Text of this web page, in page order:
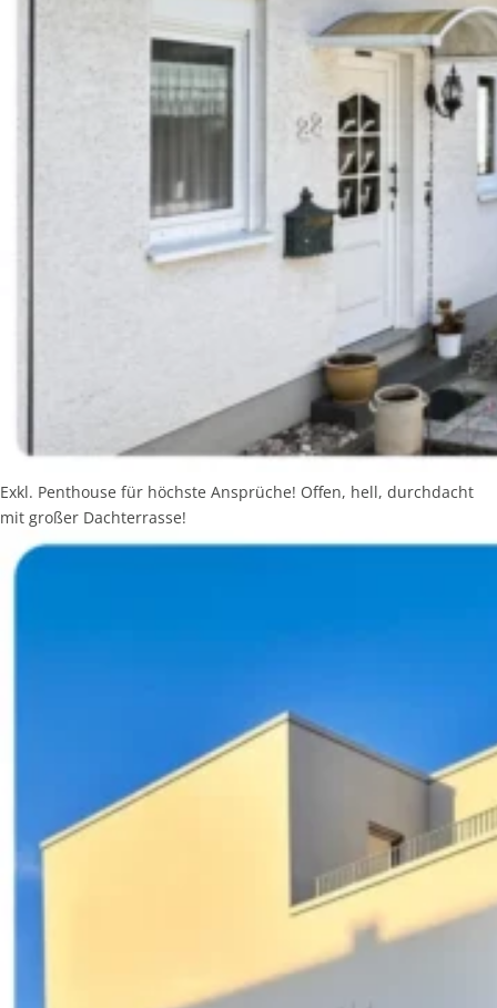
Exkl. Penthouse für höchste Ansprüche! Offen, hell, durchdacht
mit großer Dachterrasse!